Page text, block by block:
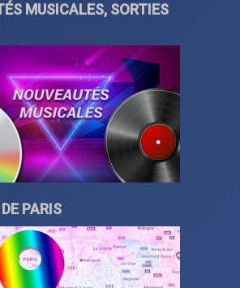
MUSICALES, SORTIES
PARIS